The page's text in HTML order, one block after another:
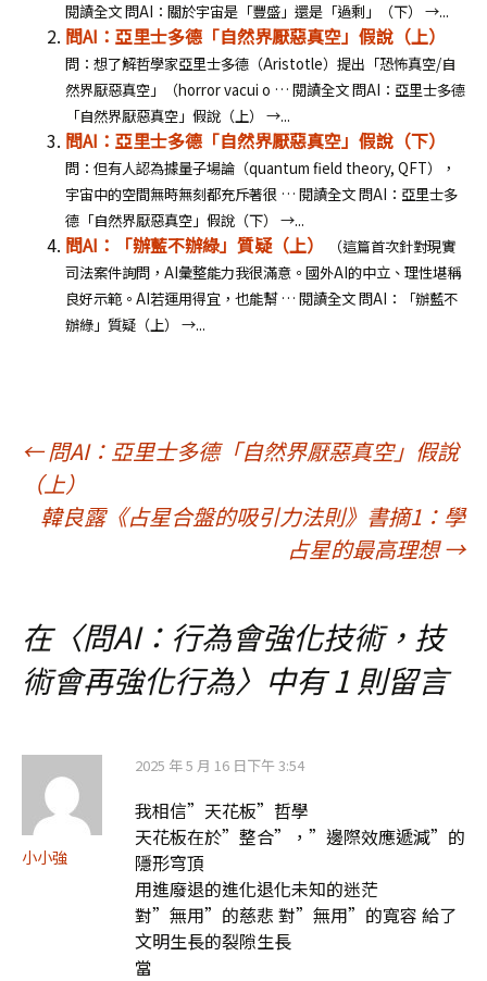
閱讀全文 問AI：關於宇宙是「豐盛」還是「過剩」（下） →...
問AI：亞里士多德「自然界厭惡真空」假說（上）
問：想了解哲學家亞里士多德（Aristotle）提出「恐怖真空/自
然界厭惡真空」（horror vacui o … 閱讀全文 問AI：亞里士多德
「自然界厭惡真空」假說（上） →...
問AI：亞里士多德「自然界厭惡真空」假說（下）
問：但有人認為據量子場論（quantum field theory, QFT），
宇宙中的空間無時無刻都充斥著很 … 閱讀全文 問AI：亞里士多
德「自然界厭惡真空」假說（下） →...
問AI：「辦藍不辦綠」質疑（上）
（這篇首次針對現實
司法案件詢問，AI彙整能力我很滿意。國外AI的中立、理性堪稱
良好示範。AI若運用得宜，也能幫 … 閱讀全文 問AI：「辦藍不
辦綠」質疑（上） →...
文
章
導
覽
←問AI：亞里士多德「自然界厭惡真空」假說
（上）
韓良露《占星合盤的吸引力法則》書摘1：學
占星的最高理想→
在〈問AI：行為會強化技術，技
術會再強化行為〉中有 1 則留言
小小強
2025 年 5 月 16 日下午 3:54
我相信”天花板”哲學
天花板在於”整合”，”邊際效應遞減”的
隱形穹頂
用進廢退的進化退化未知的迷茫
對”無用”的慈悲 對”無用”的寬容 給了
文明生長的裂隙生長
當